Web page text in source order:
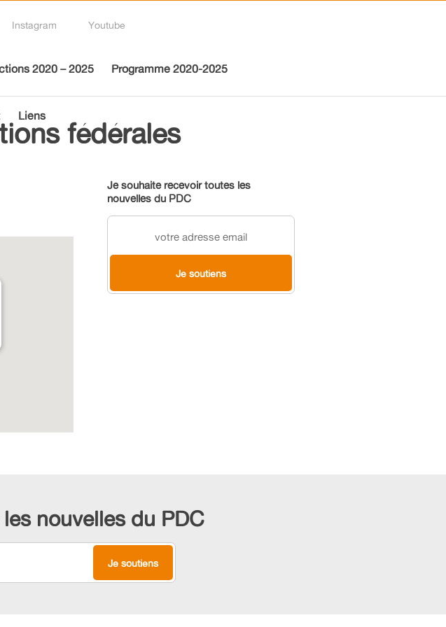
Instagram Youtube
2020 – 2025 Programme 2020-2025
Liens
fédérales
Je souhaite recevoir toutes les
nouvelles du PDC
nouvelles du PDC